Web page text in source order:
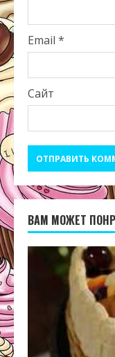
Email *
Сайт
ВАМ МОЖЕТ